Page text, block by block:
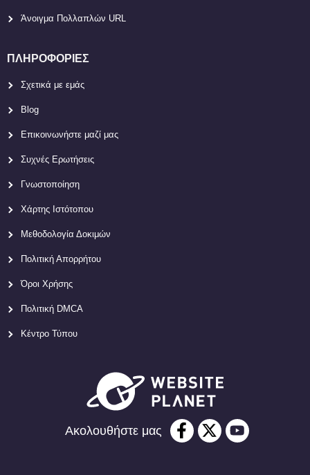
Άνοιγμα Πολλαπλών URL
ΠΛΗΡΟΦΟΡΊΕΣ
Σχετικά με εμάς
Blog
Επικοινωνήστε μαζί μας
Συχνές Ερωτήσεις
Γνωστοποίηση
Χάρτης Ιστότοπου
Μεθοδολογία Δοκιμών
Πολιτική Απορρήτου
Όροι Χρήσης
Πολιτική DMCA
Κέντρο Τύπου
Ακολουθήστε μας